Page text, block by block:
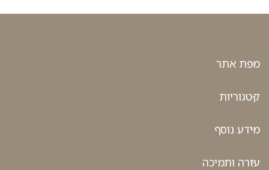
מפת אתר
קטגוריות
מידע נוסף
עזרה ותמיכה